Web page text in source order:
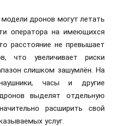
дронов могут летать
оператора на имеющихся
расстояние не превышает
что увеличивает риски
слишком зашумлён. На
часы и другие
выделят отдельную
расширить свой
услуг.